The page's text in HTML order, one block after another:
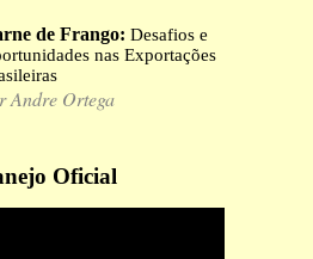
de Frango: Desafios e
nas Exportações
Andre Ortega
Oficial